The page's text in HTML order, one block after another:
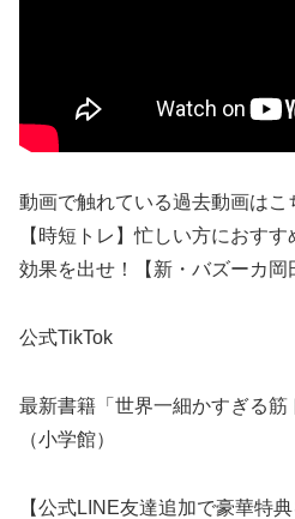
動画で触れている過去動画はこ
【時短トレ】忙しい方におす
効果を出せ！【新・バズーカ岡
公式TikTok
最新書籍「世界一細かすぎる
（小学館）
【公式LINE友達追加で豪華特